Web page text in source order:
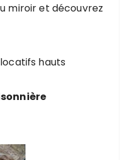
miroir et découvrez
hauts